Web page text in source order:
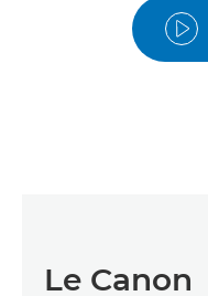
Le Canon